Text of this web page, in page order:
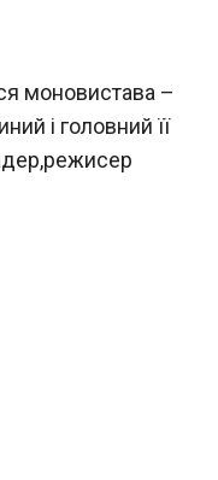
моновистава –
і головний її